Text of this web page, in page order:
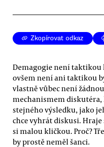
Zkopírovat odkaz
Demagogie není
ovšem není ani taktikou
vlastně vůbec není
mechanismem
stejného výsledku, jako
chce vyhrát diskusi.
si malou kličkou. Proč?
by prostě neměl šanci.